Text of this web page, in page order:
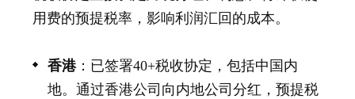
用费的预提税率，影响利润汇回的成本。
香港：已签署40+税收协定，包括中国内
地。通过香港公司向内地公司分红，预提税